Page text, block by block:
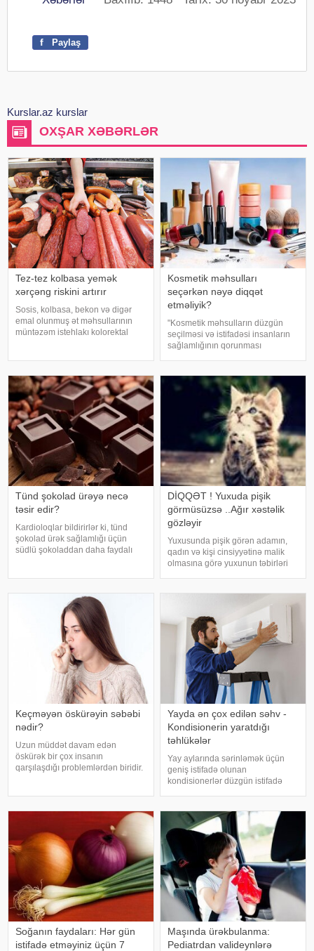
f Paylaş
Kurslar.az kurslar
OXŞAR XƏBƏRLƏR
Tez-tez kolbasa yemək
xərçəng riskini artırır
Sosis, kolbasa, bekon və digər
emal olunmuş ət məhsullarının
müntəzəm istehlakı kolorektal
Nazirliyinin Milli Kliniki
Endokrinologiy
Kosmetik məhsulları
seçərkən nəyə diqqət
etməliyik?
"Kosmetik məhsulların düzgün
seçilməsi və istifadəsi insanların
sağlamlığının qorunması
Səhiyyə Nazirliyinin rəsmi
"Instagram" hesabınd
Tünd şokolad ürəyə necə
təsir edir?
Kardioloqlar bildirirlər ki, tünd
şokolad ürək sağlamlığı üçün
südlü şokoladdan daha faydalı
maddələrdir. -a istinadən bildirir ki
DİQQƏT ! Yuxuda pişik
görmüsüzsə ..Ağır xəstəlik
gözləyir
Yuxusunda pişik görən adamın,
qadın və kişi cinsiyyətinə malik
olmasına görə yuxunun təbirləri
həyatında diqqətsiz bir şəxsiyyətə
Keçməyən öskürəyin səbəbi
nədir?
Uzun müddət davam edən
öskürək bir çox insanın
qarşılaşdığı problemlərdən biridir.
hər zaman tənəffüs yolu
Yayda ən çox edilən səhv -
Kondisionerin yaratdığı
təhlükələr
Yay aylarında sərinləmək üçün
geniş istifadə olunan
kondisionerlər düzgün istifadə
xəbər verir ki, ani temperatur
dəyişiklikləri, quru hava və
baxımsız kondisionerlərd
Soğanın faydaları: Hər gün
istifadə etməyiniz üçün 7
Maşında ürəkbulanma:
Pediatrdan valideynlərə